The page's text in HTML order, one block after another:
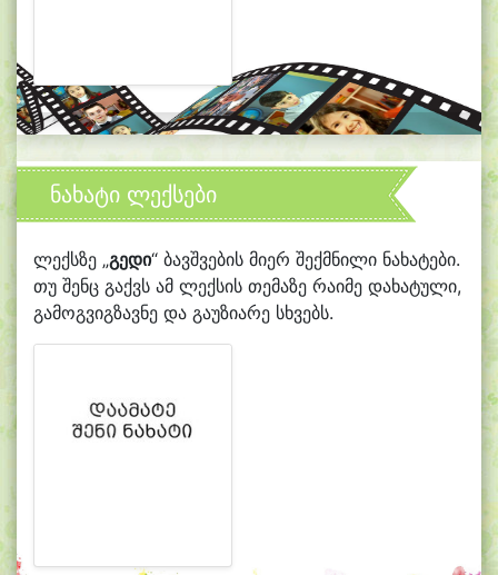
ნახატი ლექსები
ლექსზე „გედი“ ბავშვების მიერ შექმნილი ნახატები.
თუ შენც გაქვს ამ ლექსის თემაზე რაიმე დახატული,
გამოგვიგზავნე და გაუზიარე სხვებს.